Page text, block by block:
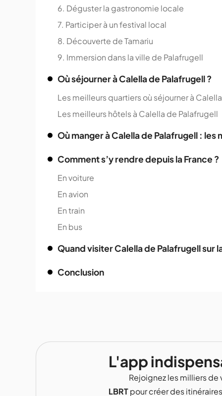
6. Déguster la gastronomie locale
7. Participer à un festival local
8. Découverte de Tamariu
9. Immersion dans la ville de Palafrugell
Où séjourner à Calella de Palafrugell ?
Les meilleurs quartiers où séjourner à
Les meilleurs hôtels à Calella de Palafrugell
Où manger à Calella de Palafrugell : les
Comment s’y rendre depuis la France ?
En voiture
En avion
En train
En bus
Quand visiter Calella de Palafrugell sur
Conclusion
L'app
Rejoignez les milliers
LBRTpour créer des